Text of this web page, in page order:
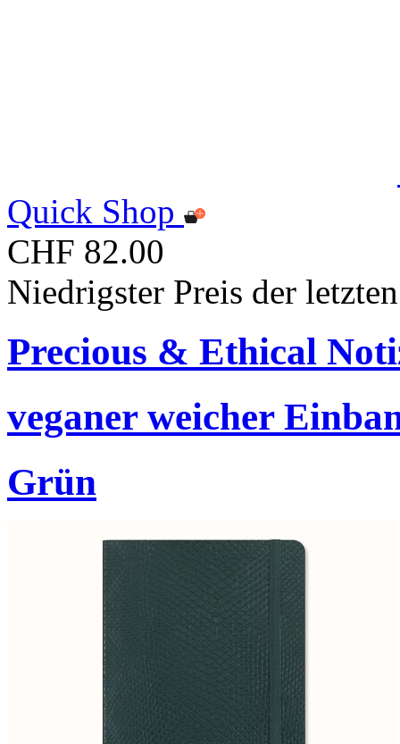
Quick Shop
CHF 82.00
Niedrigster Preis der
Precious & Ethical
veganer weicher
Grün